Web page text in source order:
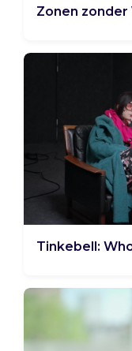
Zonen zonder
Tinkebell: